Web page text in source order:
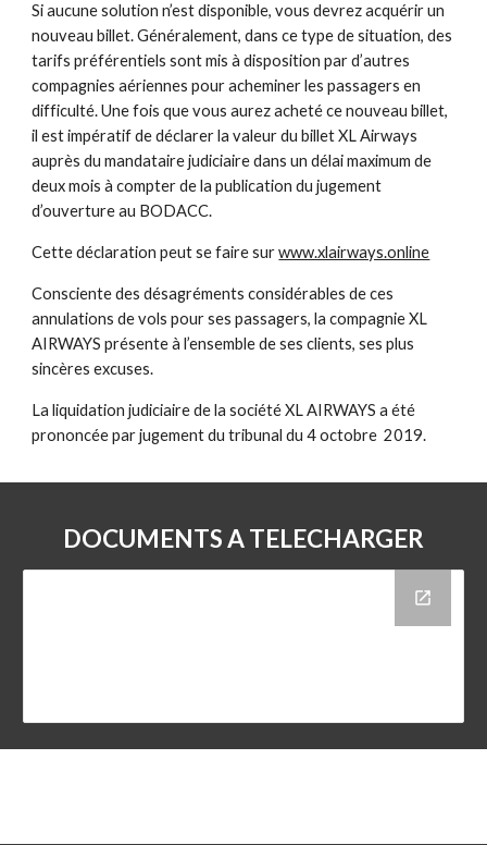
Si aucune solution n’est disponible, vous devrez acquérir un
nouveau billet. Généralement, dans ce type de situation, des
tarifs préférentiels sont mis à disposition par d’autres
compagnies aériennes pour acheminer les passagers en
difficulté. Une fois que vous aurez acheté ce nouveau billet,
il est impératif de déclarer la valeur du billet XL Airways
auprès du mandataire judiciaire dans un délai maximum de
deux mois à compter de la publication du jugement
d’ouverture au BODACC.
Cette déclaration peut se faire sur www.xlairways.online
Consciente des désagréments considérables de ces
annulations de vols pour ses passagers, la compagnie XL
AIRWAYS présente à l’ensemble de ses clients, ses plus
sincères excuses.
La liquidation judiciaire de la société XL AIRWAYS a été
prononcée par jugement du tribunal du 4 octobre  2019.
DOCUMENTS A TELECHARGER